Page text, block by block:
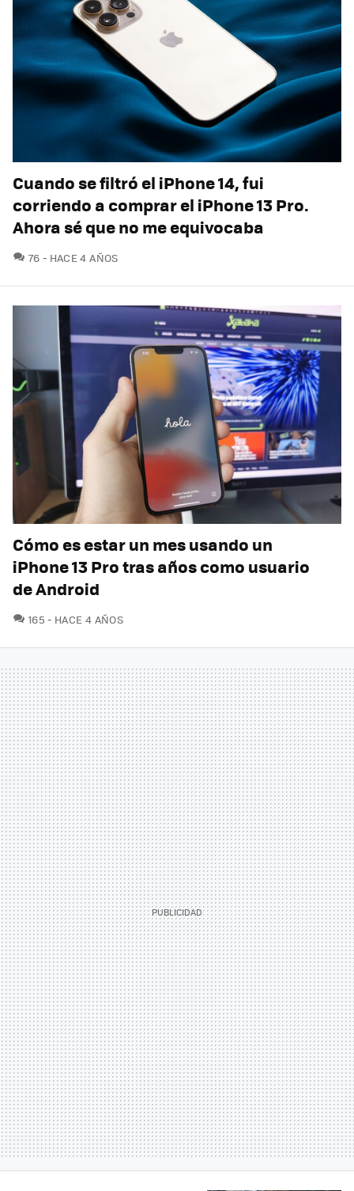
Cuando se filtró el iPhone 14, fui
corriendo a comprar el iPhone 13 Pro.
Ahora sé que no me equivocaba
76 COMENTARIOS
HACE 4 AÑOS
Cómo es estar un mes usando un
iPhone 13 Pro tras años como usuario
de Android
165 COMENTARIOS
HACE 4 AÑOS